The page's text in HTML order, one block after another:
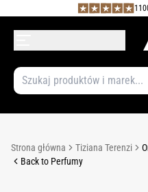
Strona główna Tiziana Terenzi
Back to Perfumy